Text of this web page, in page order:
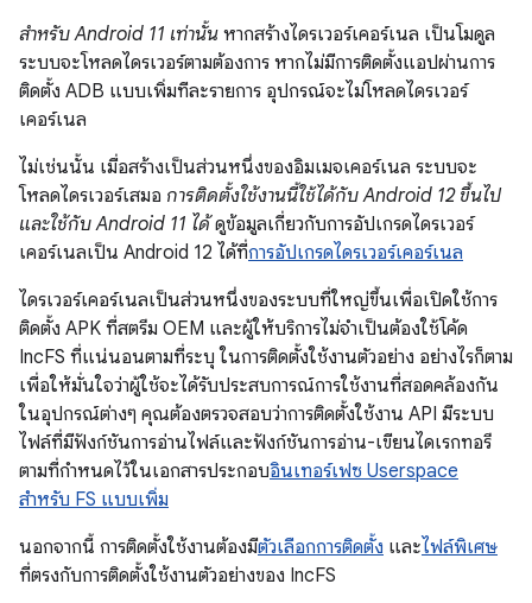
สำหรับ Android 11 เท่านั้น หากสร้างไดรเวอร์เคอร์เนล เป็นโมดูล
ระบบจะโหลดไดรเวอร์ตามต้องการ หากไม่มีการติดตั้งแอปผ่านการ
ติดตั้ง ADB แบบเพิ่มทีละรายการ อุปกรณ์จะไม่โหลดไดรเวอร์
เคอร์เนล
ไม่เช่นนั้น เมื่อสร้างเป็นส่วนหนึ่งของอิมเมจเคอร์เนล ระบบจะ
โหลดไดรเวอร์เสมอ การติดตั้งใช้งานนี้ใช้ได้กับ Android 12 ขึ้นไป
และใช้กับ Android 11 ได้ดูข้อมูลเกี่ยวกับการอัปเกรดไดรเวอร์
เคอร์เนลเป็น Android 12 ได้ที่การอัปเกรดไดรเวอร์เคอร์เนล
ไดรเวอร์เคอร์เนลเป็นส่วนหนึ่งของระบบที่ใหญ่ขึ้นเพื่อเปิดใช้การ
ติดตั้ง APK ที่สตรีม OEM และผู้ให้บริการไม่จำเป็นต้องใช้โค้ด
IncFS ที่แน่นอนตามที่ระบุ ในการติดตั้งใช้งานตัวอย่าง อย่างไรก็ตาม
เพื่อให้มั่นใจว่าผู้ใช้จะได้รับประสบการณ์การใช้งานที่สอดคล้องกัน
ในอุปกรณ์ต่างๆ คุณต้องตรวจสอบว่าการติดตั้งใช้งาน API มีระบบ
ไฟล์ที่มีฟังก์ชันการอ่านไฟล์และฟังก์ชันการอ่าน-เขียนไดเรกทอรี
ตามที่กำหนดไว้ในเอกสารประกอบอินเทอร์เฟซ Userspace
สำหรับ FS แบบเพิ่ม
นอกจากนี้ การติดตั้งใช้งานต้องมีตัวเลือกการติดตั้ง และไฟล์พิเศษ
ที่ตรงกับการติดตั้งใช้งานตัวอย่างของ IncFS